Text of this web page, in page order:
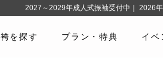
袴を探す プラン・特典 イベ
2027～2029年成人式振袖受付中｜ 2026